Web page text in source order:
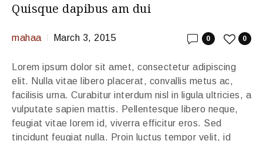
Quisque dapibus am dui
mahaa March 3, 2015 0
0
Lorem ipsum dolor sit amet, consectetur adipiscing
elit. Nulla vitae libero placerat, convallis metus ac,
facilisis urna. Curabitur interdum nisl in ligula ultricies, a
vulputate sapien mattis. Pellentesque libero neque,
feugiat vitae lorem id, viverra efficitur eros. Sed
tincidunt feugiat nulla. Proin luctus tempor velit, id